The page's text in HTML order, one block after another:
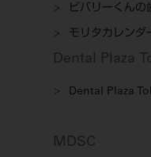
ビバリーくんの
モリタカレンダ
Dental Plaza
Dental Plaza
MDSC